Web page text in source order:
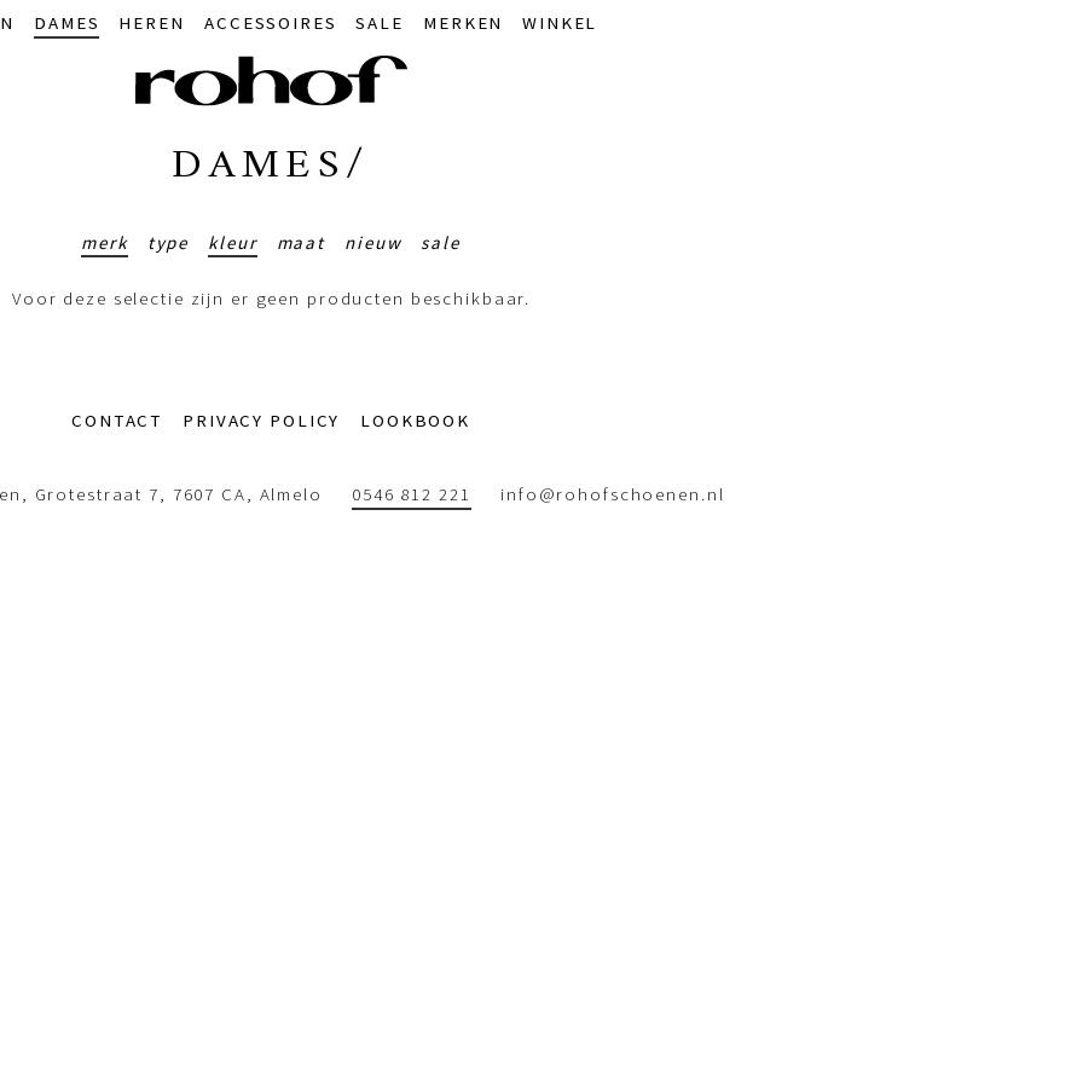
DAMES HEREN ACCESSOIRES SALE MERKEN WINKEL
DAMES/
merk type kleur maat nieuw sale
Voor deze selectie zijn er geen producten beschikbaar.
CONTACT PRIVACY POLICY LOOKBOOK
Grotestraat 7, 7607 CA, Almelo 0546 812 221 info@rohofschoenen.nl